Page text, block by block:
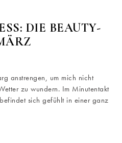
DIE BEAUTY-
anstrengen, um mich nicht
zu wundern. Im Minutentakt
sich gefühlt in einer ganz